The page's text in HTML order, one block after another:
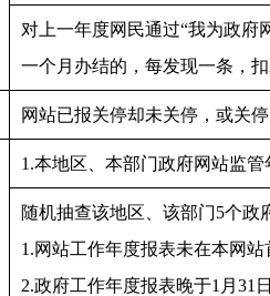
对上一年度网民通过“我为政府
一个月办结的，每发现一条，
网站已报关停却未关停，或关
1.本地区、本部门政府网站监
随机抽查该地区、该部门5个政
1.网站工作年度报表未在本网
2.政府工作年度报表晚于1月31